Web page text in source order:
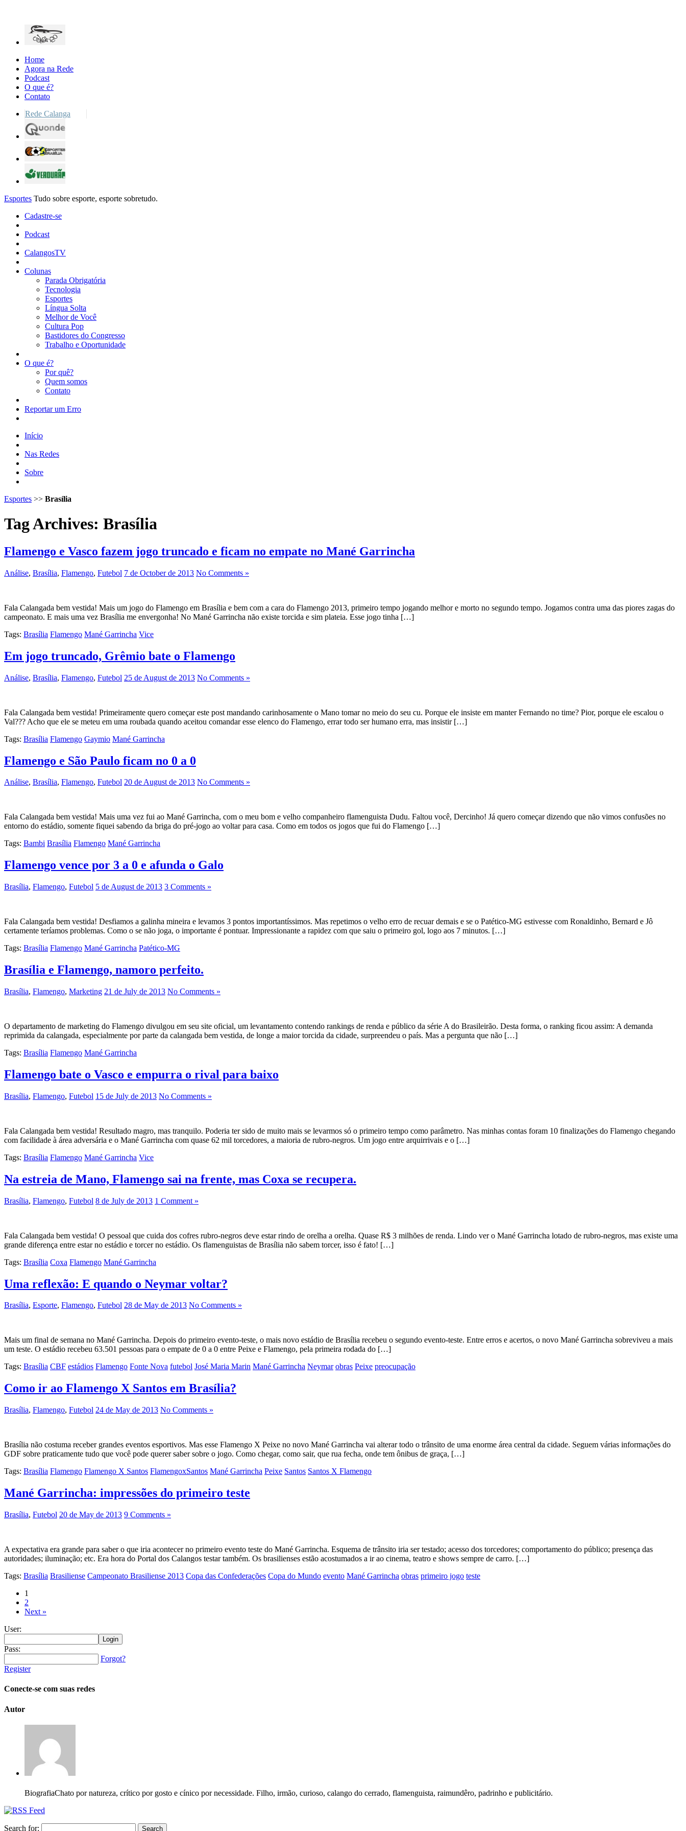
Home
Agora na Rede
Podcast
O que é?
Contato
Rede Calanga
Esportes Tudo sobre esporte, esporte sobretudo.
Cadastre-se
Podcast
CalangosTV
Colunas
Parada Obrigatória
Tecnologia
Esportes
Língua Solta
Melhor de Você
Cultura Pop
Bastidores do Congresso
Trabalho e Oportunidade
O que é?
Por quê?
Quem somos
Contato
Reportar um Erro
Início
Nas Redes
Sobre
Esportes >> Brasília
Tag Archives: Brasília
Flamengo e Vasco fazem jogo truncado e ficam no empate no Mané Garrincha
Análise, Brasília, Flamengo, Futebol 7 de October de 2013 No Comments »
Fala Calangada bem vestida! Mais um jogo do Flamengo em Brasília e bem com a cara do Flamengo 2013, primeiro tempo jogando melhor e morto no segundo tempo. Jogamos contra uma das piores zagas do
campeonato. E mais uma vez Brasília me envergonha! No Mané Garrincha não existe torcida e sim plateia. Esse jogo tinha […]
Tags: Brasília Flamengo Mané Garrincha Vice
Em jogo truncado, Grêmio bate o Flamengo
Análise, Brasília, Flamengo, Futebol 25 de August de 2013 No Comments »
Fala Calangada bem vestida! Primeiramente quero começar este post mandando carinhosamente o Mano tomar no meio do seu cu. Porque ele insiste em manter Fernando no time? Pior, porque ele escalou o
Val??? Acho que ele se meteu em uma roubada quando aceitou comandar esse elenco do Flamengo, errar todo ser humano erra, mas insistir […]
Tags: Brasília Flamengo Gaymio Mané Garrincha
Flamengo e São Paulo ficam no 0 a 0
Análise, Brasília, Flamengo, Futebol 20 de August de 2013 No Comments »
Fala Calangada bem vestida! Mais uma vez fui ao Mané Garrincha, com o meu bom e velho companheiro flamenguista Dudu. Faltou você, Dercinho! Já quero começar dizendo que não vimos confusões no
entorno do estádio, somente fiquei sabendo da briga do pré-jogo ao voltar para casa. Como em todos os jogos que fui do Flamengo […]
Tags: Bambi Brasília Flamengo Mané Garrincha
Flamengo vence por 3 a 0 e afunda o Galo
Brasília, Flamengo, Futebol 5 de August de 2013 3 Comments »
Fala Calangada bem vestida! Desfiamos a galinha mineira e levamos 3 pontos importantíssimos. Mas repetimos o velho erro de recuar demais e se o Patético-MG estivesse com Ronaldinho, Bernard e Jô
certamente teríamos problemas. Como o se não joga, o importante é pontuar. Impressionante a rapidez com que saiu o primeiro gol, logo aos 7 minutos. […]
Tags: Brasília Flamengo Mané Garrincha Patético-MG
Brasília e Flamengo, namoro perfeito.
Brasília, Flamengo, Marketing 21 de July de 2013 No Comments »
O departamento de marketing do Flamengo divulgou em seu site oficial, um levantamento contendo rankings de renda e público da série A do Brasileirão. Desta forma, o ranking ficou assim: A demanda
reprimida da calangada, especialmente por parte da calangada bem vestida, de longe a maior torcida da cidade, surpreendeu o país. Mas a pergunta que não […]
Tags: Brasília Flamengo Mané Garrincha
Flamengo bate o Vasco e empurra o rival para baixo
Brasília, Flamengo, Futebol 15 de July de 2013 No Comments »
Fala Calangada bem vestida! Resultado magro, mas tranquilo. Poderia ter sido de muito mais se levarmos só o primeiro tempo como parâmetro. Nas minhas contas foram 10 finalizações do Flamengo chegando
com facilidade à área adversária e o Mané Garrincha com quase 62 mil torcedores, a maioria de rubro-negros. Um jogo entre arquirrivais e o […]
Tags: Brasília Flamengo Mané Garrincha Vice
Na estreia de Mano, Flamengo sai na frente, mas Coxa se recupera.
Brasília, Flamengo, Futebol 8 de July de 2013 1 Comment »
Fala Calangada bem vestida! O pessoal que cuida dos cofres rubro-negros deve estar rindo de orelha a orelha. Quase R$ 3 milhões de renda. Lindo ver o Mané Garrincha lotado de rubro-negros, mas existe uma
grande diferença entre estar no estádio e torcer no estádio. Os flamenguistas de Brasília não sabem torcer, isso é fato! […]
Tags: Brasília Coxa Flamengo Mané Garrincha
Uma reflexão: E quando o Neymar voltar?
Brasília, Esporte, Flamengo, Futebol 28 de May de 2013 No Comments »
Mais um final de semana no Mané Garrincha. Depois do primeiro evento-teste, o mais novo estádio de Brasília recebeu o segundo evento-teste. Entre erros e acertos, o novo Mané Garrincha sobreviveu a mais
um teste. O estádio recebeu 63.501 pessoas para o empate de 0 a 0 entre Peixe e Flamengo, pela primeira rodada do […]
Tags: Brasília CBF estádios Flamengo Fonte Nova futebol José Maria Marin Mané Garrincha Neymar obras Peixe preocupação
Como ir ao Flamengo X Santos em Brasília?
Brasília, Flamengo, Futebol 24 de May de 2013 No Comments »
Brasília não costuma receber grandes eventos esportivos. Mas esse Flamengo X Peixe no novo Mané Garrincha vai alterar todo o trânsito de uma enorme área central da cidade. Seguem várias informações do
GDF sobre praticamente tudo que você pode querer saber sobre o jogo. Como chegar, como sair, que rua fecha, onde tem ônibus de graça, […]
Tags: Brasília Flamengo Flamengo X Santos FlamengoxSantos Mané Garrincha Peixe Santos Santos X Flamengo
Mané Garrincha: impressões do primeiro teste
Brasília, Futebol 20 de May de 2013 9 Comments »
A expectativa era grande para saber o que iria acontecer no primeiro evento teste do Mané Garrincha. Esquema de trânsito iria ser testado; acesso dos torcedores; comportamento do público; presença das
autoridades; iluminação; etc. Era hora do Portal dos Calangos testar também. Os brasilienses estão acostumados a ir ao cinema, teatro e shows sempre de carro. […]
Tags: Brasília Brasiliense Campeonato Brasiliense 2013 Copa das Confederações Copa do Mundo evento Mané Garrincha obras primeiro jogo teste
1
2
Next »
User:
Pass:
Forgot?
Register
Conecte-se com suas redes
Autor
BiografiaChato por natureza, crítico por gosto e cínico por necessidade. Filho, irmão, curioso, calango do cerrado, flamenguista, raimundêro, padrinho e publicitário.
Search for: